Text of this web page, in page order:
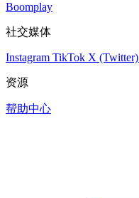
Boomplay
社交媒体
Instagram TikTok X (Twitter)
资源
帮助中心